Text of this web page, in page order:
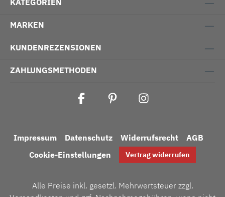
KATEGORIEN
MARKEN
KUNDENREZENSIONEN
ZAHLUNGSMETHODEN
Impressum Datenschutz Widerrufsrecht
AGB
Cookie-Einstellungen
Vertrag widerrufen
Alle Preise inkl. gesetzl. Mehrwertsteuer zzgl.